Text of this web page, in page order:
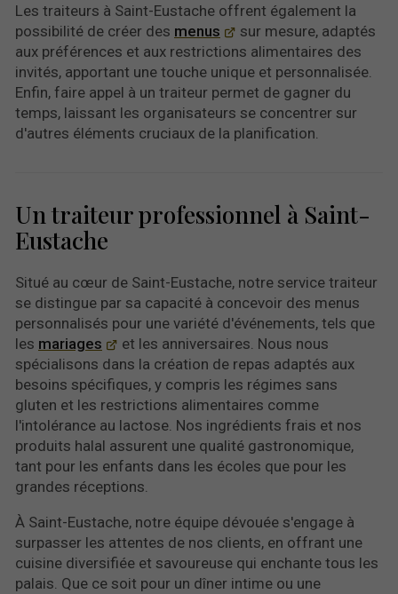
Les traiteurs à Saint-Eustache offrent également la
possibilité de créer des menus
sur mesure, adaptés
aux préférences et aux restrictions alimentaires des
invités, apportant une touche unique et personnalisée.
Enfin, faire appel à un traiteur permet de gagner du
temps, laissant les organisateurs se concentrer sur
d'autres éléments cruciaux de la planification.
Un traiteur professionnel à Saint-
Eustache
Situé au cœur de Saint-Eustache, notre service traiteur
se distingue par sa capacité à concevoir des menus
personnalisés pour une variété d'événements, tels que
les mariages
et les anniversaires. Nous nous
spécialisons dans la création de repas adaptés aux
besoins spécifiques, y compris les régimes sans
gluten et les restrictions alimentaires comme
l'intolérance au lactose. Nos ingrédients frais et nos
produits halal assurent une qualité gastronomique,
tant pour les enfants dans les écoles que pour les
grandes réceptions.
À Saint-Eustache, notre équipe dévouée s'engage à
surpasser les attentes de nos clients, en offrant une
cuisine diversifiée et savoureuse qui enchante tous les
palais. Que ce soit pour un dîner intime ou une